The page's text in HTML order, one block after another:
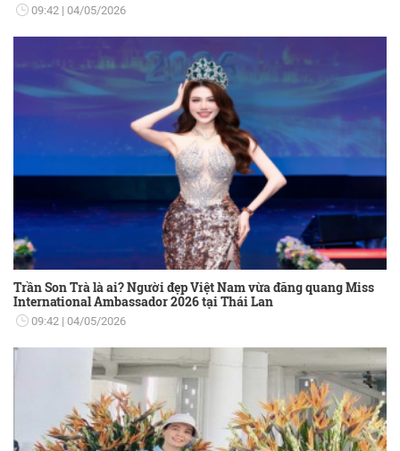
09:42 04/05/2026
Trần Son Trà là ai? Người đẹp Việt Nam vừa đăng quang Miss
International Ambassador 2026 tại Thái Lan
09:42 04/05/2026